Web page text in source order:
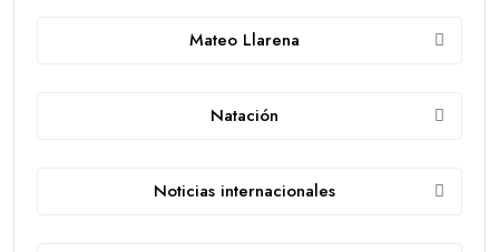
Mateo Llarena
Natación
Noticias internacionales